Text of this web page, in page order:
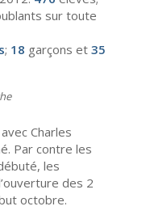
sur toute
; 18 garçons et 35
Charles
Par contre les
les
des 2
octobre.